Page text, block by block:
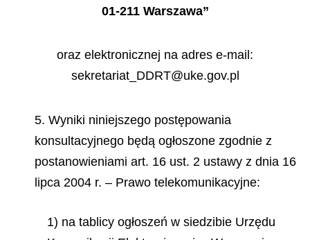
01-211 Warszawa”
oraz elektronicznej na adres e-mail:
sekretariat_DDRT@uke.gov.pl
5. Wyniki niniejszego postępowania
konsultacyjnego będą ogłoszone zgodnie z
postanowieniami art. 16 ust. 2 ustawy z dnia 16
lipca 2004 r. – Prawo telekomunikacyjne:
1) na tablicy ogłoszeń w siedzibie Urzędu